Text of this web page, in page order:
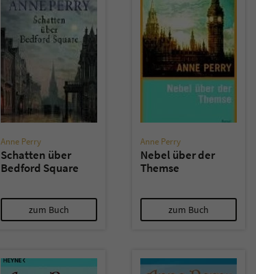
Anne Perry
Schatten über
Bedford Square
zum Buch
Anne Perry
Nebel über der
Themse
zum Buch